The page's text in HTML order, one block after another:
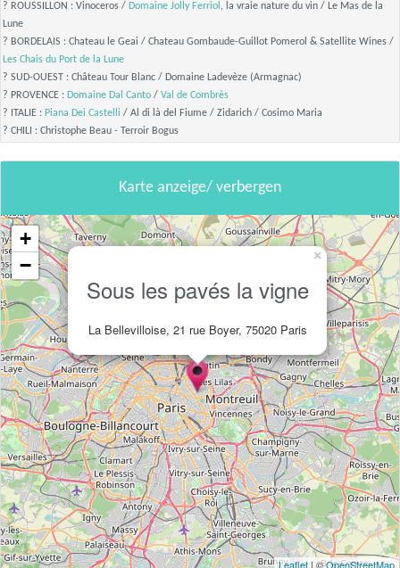
? ROUSSILLON : Vinoceros / Domaine Jolly Ferriol , la vraie nature du vin / Le Mas de la
Lune
? BORDELAIS : Chateau le Geai / Chateau Gombaude-Guillot Pomerol & Satellite Wines /
Les Chais du Port de la Lune
? SUD-OUEST : Château Tour Blanc / Domaine Ladevèze (Armagnac)
? PROVENCE : Domaine Dal Canto / Val de Combrès
? ITALIE : Piana Dei Castelli / Al di là del Fiume / Zidarich / Cosimo Maria
? CHILI : Christophe Beau - Terroir Bogus
Karte anzeige/ verbergen
Sous les pavés la vigne
La Bellevilloise, 21 rue Boyer, 75020 Paris
×
+
−
Leaflet | ©OpenStreetMap